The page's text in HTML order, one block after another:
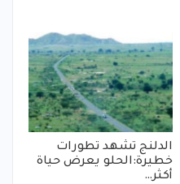
الدلنج تشهد تطورات
خطيرة:الحلو يعرض حياة
أكثر…